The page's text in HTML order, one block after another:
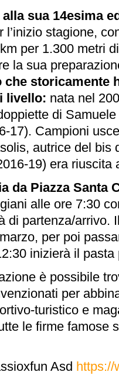
sua 14esima
l’inizio stagione,
per 1.300 metri
la sua
che storicamente
livello: nata nel
di
17). Campioni
autrice del bis
19) era riuscita
da Piazza Santa
alle ore 7:30
di partenza/arrivo.
per poi
inizierà il pasta
è possibile
per
turistico e
le firme famose
Asd https://